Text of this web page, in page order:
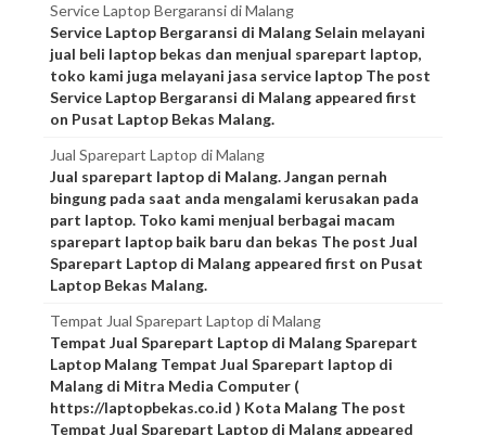
Service Laptop Bergaransi di Malang
Service Laptop Bergaransi di Malang Selain melayani
jual beli laptop bekas dan menjual sparepart laptop,
toko kami juga melayani jasa service laptop The post
Service Laptop Bergaransi di Malang appeared first
on Pusat Laptop Bekas Malang.
Jual Sparepart Laptop di Malang
Jual sparepart laptop di Malang. Jangan pernah
bingung pada saat anda mengalami kerusakan pada
part laptop. Toko kami menjual berbagai macam
sparepart laptop baik baru dan bekas The post Jual
Sparepart Laptop di Malang appeared first on Pusat
Laptop Bekas Malang.
Tempat Jual Sparepart Laptop di Malang
Tempat Jual Sparepart Laptop di Malang Sparepart
Laptop Malang Tempat Jual Sparepart laptop di
Malang di Mitra Media Computer (
https://laptopbekas.co.id ) Kota Malang The post
Tempat Jual Sparepart Laptop di Malang appeared